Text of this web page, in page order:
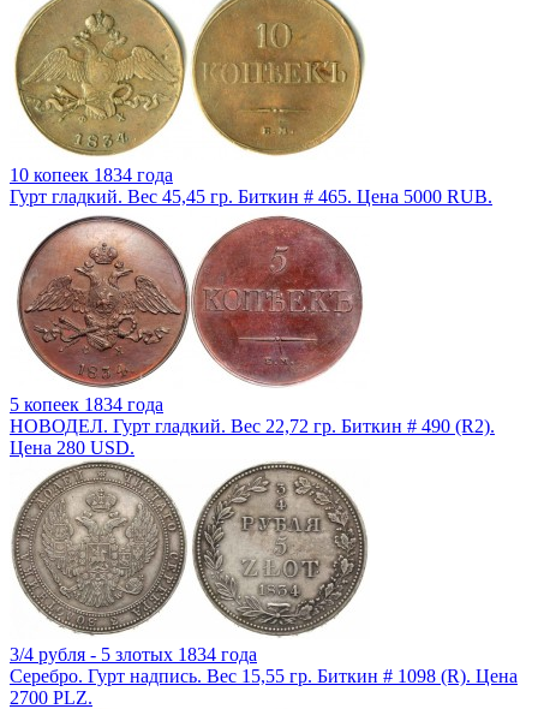
10 копеек 1834 года
Гурт гладкий. Вес 45,45 гр. Биткин # 465. Цена 5000 RUB.
5 копеек 1834 года
НОВОДЕЛ. Гурт гладкий. Вес 22,72 гр. Биткин # 490 (R2).
Цена 280 USD.
3/4 рубля - 5 злотых 1834 года
Серебро. Гурт надпись. Вес 15,55 гр. Биткин # 1098 (R). Цена
2700 PLZ.